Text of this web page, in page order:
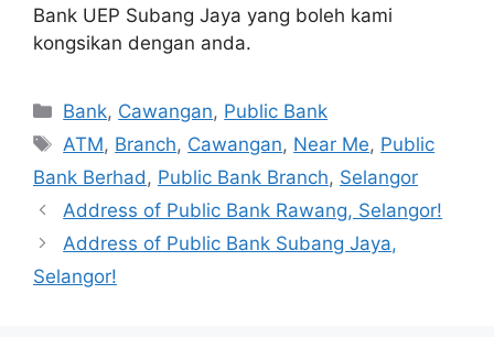
Bank UEP Subang Jaya yang boleh kami
kongsikan dengan anda.
Categories
Bank, Cawangan, Public Bank
Tags
ATM, Branch, Cawangan, Near Me, Public
Bank Berhad , Public Bank Branch, Selangor
Address of Public Bank Rawang, Selangor!
Address of Public Bank Subang Jaya,
Selangor!